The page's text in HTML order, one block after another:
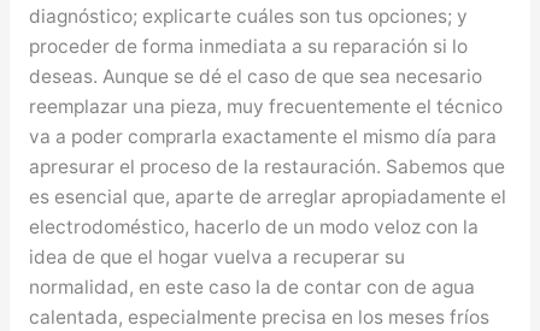
diagnóstico; explicarte cuáles son tus opciones; y
proceder de forma inmediata a su reparación si lo
deseas. Aunque se dé el caso de que sea necesario
reemplazar una pieza, muy frecuentemente el técnico
va a poder comprarla exactamente el mismo día para
apresurar el proceso de la restauración. Sabemos que
es esencial que, aparte de arreglar apropiadamente el
electrodoméstico, hacerlo de un modo veloz con la
idea de que el hogar vuelva a recuperar su
normalidad, en este caso la de contar con de agua
calentada, especialmente precisa en los meses fríos